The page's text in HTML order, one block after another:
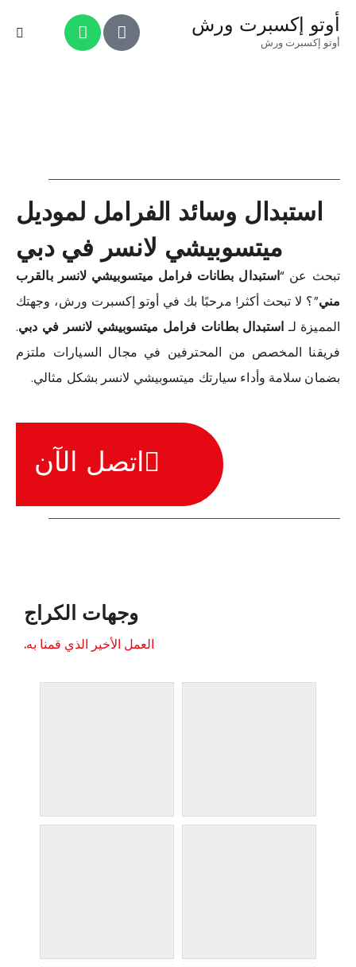
أوتو إكسبرت ورش
أوتو إكسبرت ورش
استبدال وسائد الفرامل لموديل
ميتسوبيشي لانسر في دبي
تبحث عن “استبدال بطانات فرامل ميتسوبيشي لانسر بالقرب
مني”؟ لا تبحث أكثر! مرحبًا بك في أوتو إكسبرت ورش، وجهتك
المميزة لـ استبدال بطانات فرامل ميتسوبيشي لانسر في دبي.
فريقنا المخصص من المحترفين في مجال السيارات ملتزم
بضمان سلامة وأداء سيارتك ميتسوبيشي لانسر بشكل مثالي.
اتصل الآن
وجهات الكراج
العمل الأخير الذي قمنا به.